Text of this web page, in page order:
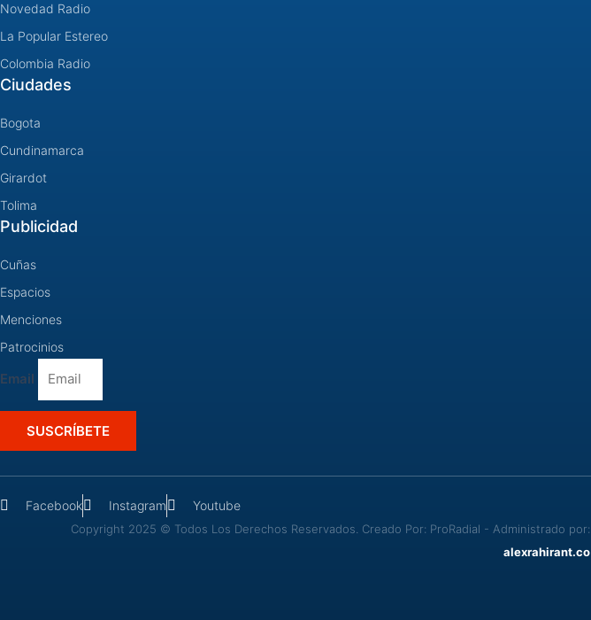
Novedad Radio
La Popular Estereo
Colombia Radio
Ciudades
Bogota
Cundinamarca
Girardot
Tolima
Publicidad
Cuñas
Espacios
Menciones
Patrocinios
Email
SUSCRÍBETE
Facebook Instagram Youtube
Copyright 2025 © Todos Los Derechos Reservados. Creado Por: ProRadial - Administrado por:
alexrahirant.co